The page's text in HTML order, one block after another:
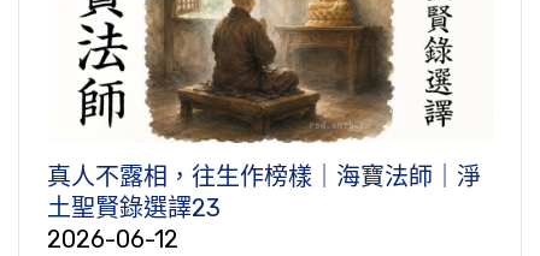
真人不露相，往生作榜樣｜海寶法師｜淨
土聖賢錄選譯23
2026-06-12